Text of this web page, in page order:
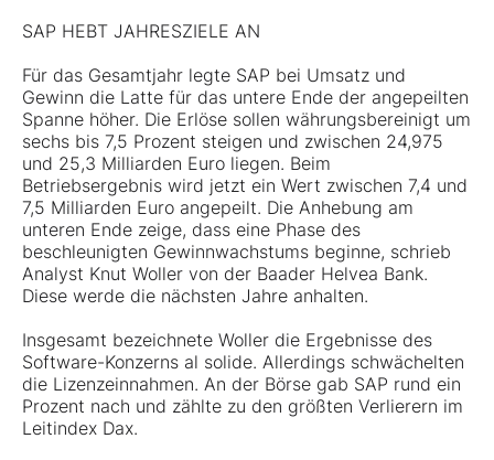
SAP HEBT JAHRESZIELE AN
Für das Gesamtjahr legte SAP bei Umsatz und
Gewinn die Latte für das untere Ende der angepeilten
Spanne höher. Die Erlöse sollen währungsbereinigt um
sechs bis 7,5 Prozent steigen und zwischen 24,975
und 25,3 Milliarden Euro liegen. Beim
Betriebsergebnis wird jetzt ein Wert zwischen 7,4 und
7,5 Milliarden Euro angepeilt. Die Anhebung am
unteren Ende zeige, dass eine Phase des
beschleunigten Gewinnwachstums beginne, schrieb
Analyst Knut Woller von der Baader Helvea Bank.
Diese werde die nächsten Jahre anhalten.
Insgesamt bezeichnete Woller die Ergebnisse des
Software-Konzerns al solide. Allerdings schwächelten
die Lizenzeinnahmen. An der Börse gab SAP rund ein
Prozent nach und zählte zu den größten Verlierern im
Leitindex Dax.